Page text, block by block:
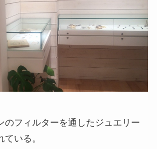
のフィルターを通したジュエリー
いる。